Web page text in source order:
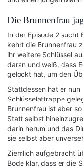
Die Brunnenfrau
In der Episode 2 sucht
kehrt die Brunnenfrau
ihr weitere Schlüssel
daran und weiß, dass
gelockt hat, um den
Stattdessen hat er nun
Schlüsselattrappe
Brunnenfrau ist aber
Statt selbst
darin herum und das
sie selbst aber
Ziemlich aufgebracht
Bode klar, dass er die